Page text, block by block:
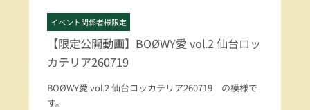
イベント関係者様限定
【限定公開動画】BOØWY愛 vol.2 仙台ロッ
カテリア260719
BOØWY愛 vol.2 仙台ロッカテリア260719 の模様で
す。